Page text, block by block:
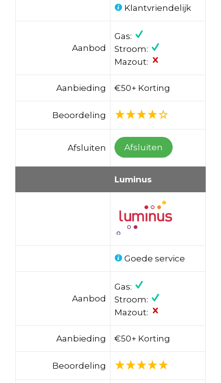
Klantvriendelijk
Aanbod
Gas:
Stroom:
Mazout:
Aanbieding €50+ Korting
Beoordeling
Afsluiten Afsluiten
Luminus
Goede service
Aanbod
Gas:
Stroom:
Mazout:
Aanbieding €50+ Korting
Beoordeling